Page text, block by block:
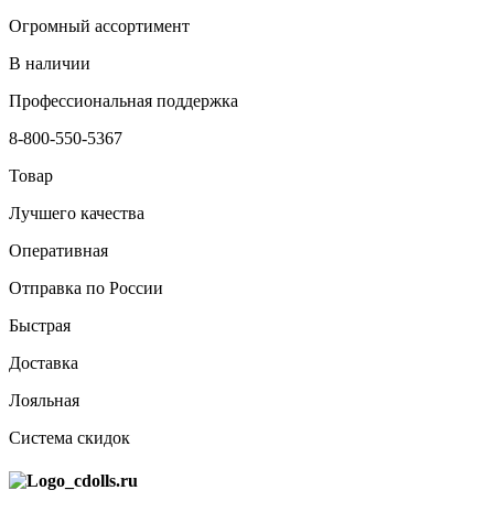
Огромный ассортимент
В наличии
Профессиональная поддержка
8-800-550-5367
Товар
Лучшего качества
Оперативная
Отправка по России
Быстрая
Доставка
Лояльная
Система скидок